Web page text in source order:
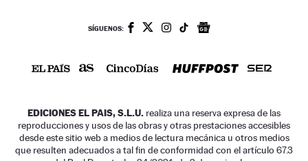
SÍGUENOS:
EDICIONES EL PAIS, S.L.U. realiza una reserva expresa de las
reproducciones y usos de las obras y otras prestaciones accesibles
desde este sitio web a medios de lectura mecánica u otros medios
que resulten adecuados a tal fin de conformidad con el artículo 67.3